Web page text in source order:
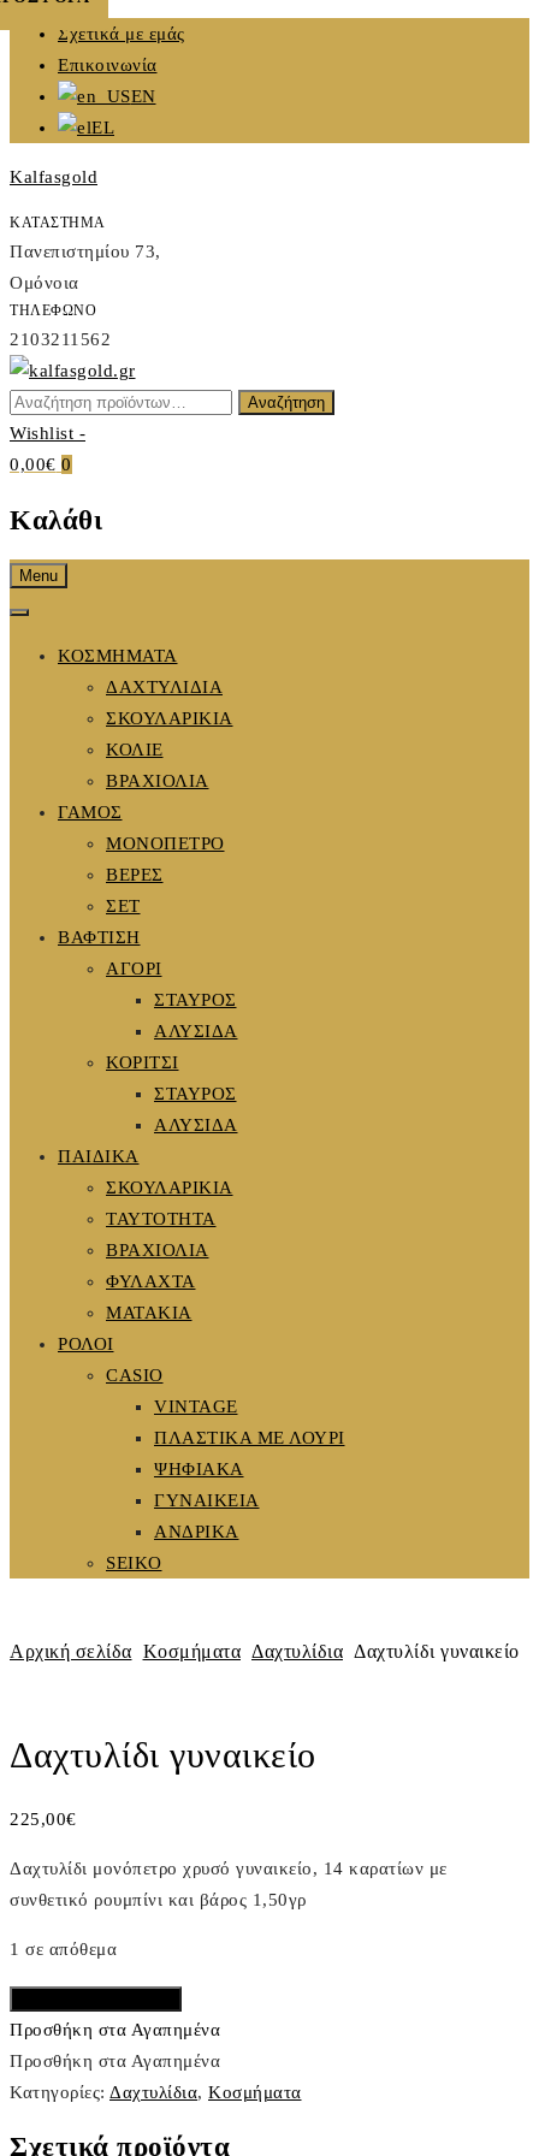
Skip
content
Σχετικά με εμάς
Επικοινωνία
EN
EL
Kalfasgold
ΚΑΤΑΣΤΗΜΑ
Πανεπιστημίου 73,
Ομόνοια
ΤΗΛΕΦΩΝΟ
2103211562
KALFASGOLD
Kalfasgold
Αναζήτηση
για:
Αναζήτηση
Wishlist -
0,00€ 0
Καλάθι
Menu
ΚΟΣΜΗΜΑΤΑ
ΔΑΧΤΥΛΙΔΙΑ
ΣΚΟΥΛΑΡΙΚΙΑ
ΚΟΛΙΕ
ΒΡΑΧΙΟΛΙΑ
ΓΑΜΟΣ
ΜΟΝΟΠΕΤΡΟ
ΒΕΡΕΣ
ΣΕΤ
ΒΑΦΤΙΣΗ
ΑΓΟΡΙ
ΣΤΑΥΡΟΣ
ΑΛΥΣΙΔΑ
ΚΟΡΙΤΣΙ
ΣΤΑΥΡΟΣ
ΑΛΥΣΙΔΑ
ΠΑΙΔΙΚΑ
ΣΚΟΥΛΑΡΙΚΙΑ
ΤΑΥΤΟΤΗΤΑ
ΒΡΑΧΙΟΛΙΑ
ΦΥΛΑΧΤΑ
ΜΑΤΑΚΙΑ
ΡΟΛΟΙ
CASIO
VINTAGE
ΠΛΑΣΤΙΚΑ ΜΕ ΛΟΥΡΙ
ΨΗΦΙΑΚΑ
ΓΥΝΑΙΚΕΙΑ
ΑΝΔΡΙΚΑ
SEIKO
Αρχική σελίδα Κοσμήματα Δαχτυλίδια Δαχτυλίδι γυναικείο
Δαχτυλίδι γυναικείο
225,00€
Δαχτυλίδι μονόπετρο χρυσό γυναικείο, 14 καρατίων με
συνθετικό ρουμπίνι και βάρος 1,50γρ
1 σε απόθεμα
γυναικείο
ποσότητα
Προσθήκη στα Αγαπημένα
Προσθήκη στα Αγαπημένα
Κατηγορίες: Δαχτυλίδια, Κοσμήματα
Σχετικά προϊόντα